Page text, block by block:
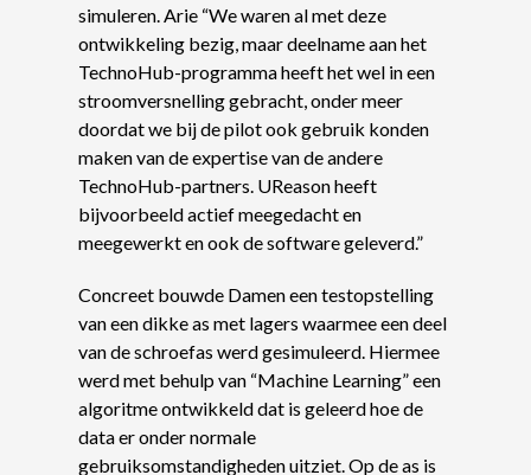
simuleren. Arie “We waren al met deze
ontwikkeling bezig, maar deelname aan het
TechnoHub-programma heeft het wel in een
stroomversnelling gebracht, onder meer
doordat we bij de pilot ook gebruik konden
maken van de expertise van de andere
TechnoHub-partners. UReason heeft
bijvoorbeeld actief meegedacht en
meegewerkt en ook de software geleverd.”
Concreet bouwde Damen een testopstelling
van een dikke as met lagers waarmee een deel
van de schroefas werd gesimuleerd. Hiermee
werd met behulp van “Machine Learning” een
algoritme ontwikkeld dat is geleerd hoe de
data er onder normale
gebruiksomstandigheden uitziet. Op de as is